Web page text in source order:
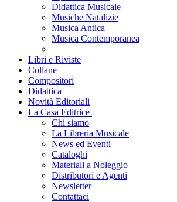
Didattica Musicale
Musiche Natalizie
Musica Antica
Musica Contemporanea
Libri e Riviste
Collane
Compositori
Didattica
Novità Editoriali
La Casa Editrice
Chi siamo
La Libreria Musicale
News ed Eventi
Cataloghi
Materiali a Noleggio
Distributori e Agenti
Newsletter
Contattaci